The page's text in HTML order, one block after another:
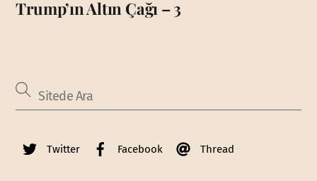
Trump’ın Altın Çağı – 3
Twitter Facebook Thread